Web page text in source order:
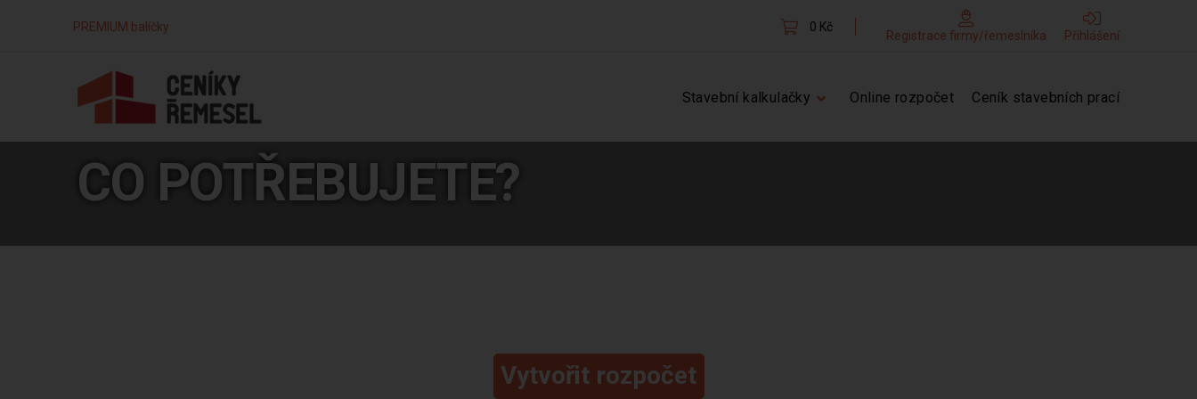
PREMIUM balíčky 0 Kč
Registrace firmy/řemeslníka Přihlášení
Stavební kalkulačky Online rozpočet Ceník stavebních prací
CO POTŘEBUJETE?
Vytvořit rozpočet